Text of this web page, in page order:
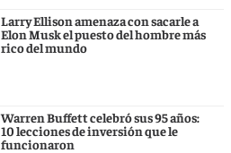
Larry Ellison amenaza con sacarle a
Elon Musk el puesto del hombre más
rico del mundo
Warren Buffett celebró sus 95 años:
10 lecciones de inversión que le
funcionaron